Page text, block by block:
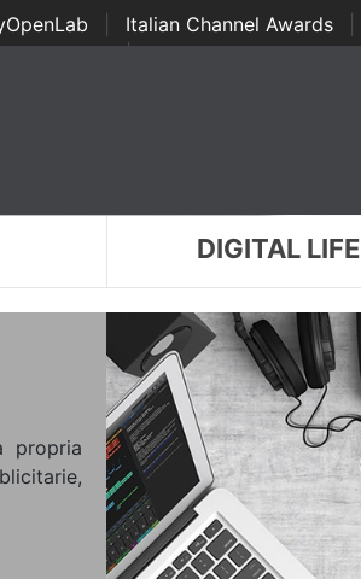
Italian Channel Awards
Awards | ...
DIGITAL LIFE
propria